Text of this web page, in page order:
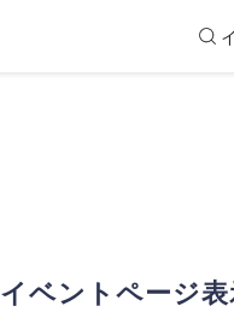
イベントページ表